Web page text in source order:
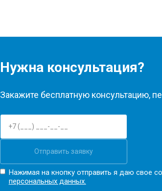
Нужна консультация?
Закажите бесплатную консультацию,
Отправить заявку
Нажимая на кнопку отправить я даю свое
персональных данных.